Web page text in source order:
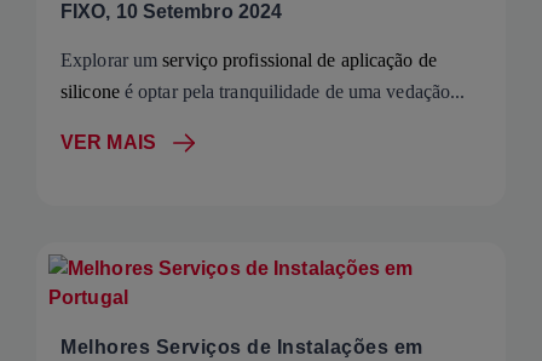
FIXO, 10 Setembro 2024
Explorar umserviço profissional de aplicação de
siliconeé optar pela tranquilidade de uma vedação...
VER MAIS
Melhores Serviços de Instalações em